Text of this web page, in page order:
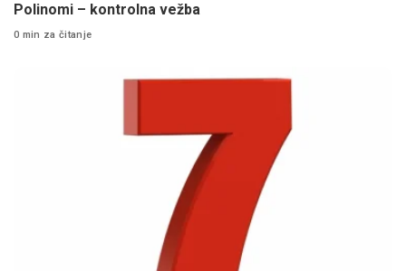
Polinomi – kontrolna vežba
0 min za čitanje